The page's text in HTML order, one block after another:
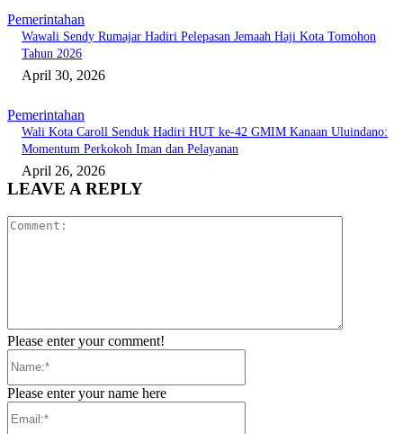
Pemerintahan
Wawali Sendy Rumajar Hadiri Pelepasan Jemaah Haji Kota Tomohon
Tahun 2026
April 30, 2026
Pemerintahan
Wali Kota Caroll Senduk Hadiri HUT ke-42 GMIM Kanaan Uluindano:
Momentum Perkokoh Iman dan Pelayanan
April 26, 2026
LEAVE A REPLY
Please enter your comment!
Please enter your name here